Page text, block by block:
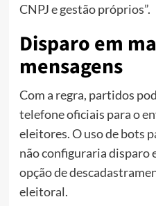
CNPJ e gestão próprios”.
Disparo em
mensagens
Com a regra, partidos
telefone oficiais para o
eleitores. O uso de bots
não configuraria disparo
opção de
eleitoral.